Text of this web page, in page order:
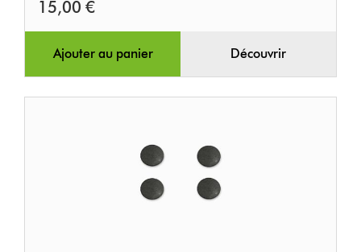
vol
pins)
15,00 €
Ajouter au panier Découvrir